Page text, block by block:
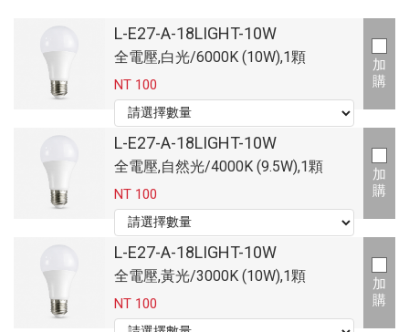
L-E27-A-18LIGHT-10W
全電壓,白光/6000K (10W),1顆
NT 100
加
購
L-E27-A-18LIGHT-10W
全電壓,自然光/4000K (9.5W),1顆
NT 100
加
購
L-E27-A-18LIGHT-10W
全電壓,黃光/3000K (10W),1顆
NT 100
加
購